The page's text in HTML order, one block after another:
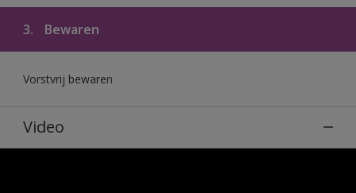
3. Bewaren
Vorstvrij bewaren
Video